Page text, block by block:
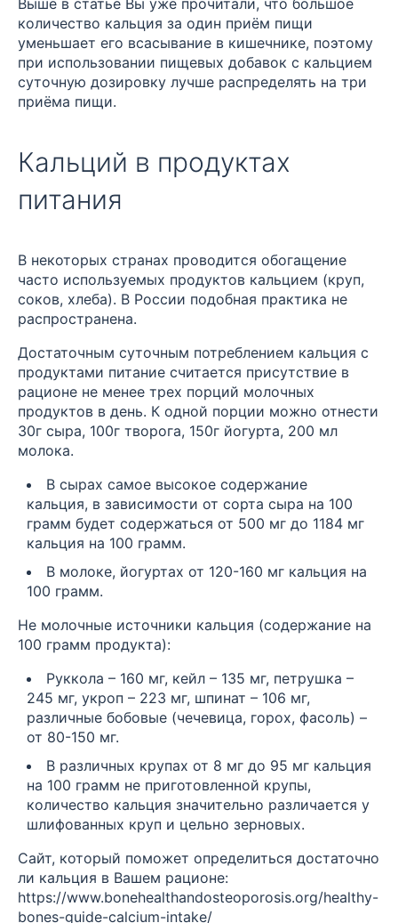
количество кальция за один приём пищи
уменьшает его всасывание в кишечнике, поэтому
при использовании пищевых добавок с кальцием
суточную дозировку лучше распределять на три
приёма пищи.
Кальций в продуктах
питания
В некоторых странах проводится обогащение
часто используемых продуктов кальцием (круп,
соков, хлеба). В России подобная практика не
распространена.
Достаточным суточным потреблением кальция с
продуктами питание считается присутствие в
рационе не менее трех порций молочных
продуктов в день. К одной порции можно отнести
30г сыра, 100г творога, 150г йогурта, 200 мл
молока.
В сырах самое высокое содержание
кальция, в зависимости от сорта сыра на 100
грамм будет содержаться от 500 мг до 1184 мг
кальция на 100 грамм.
В молоке, йогуртах от 120-160 мг кальция на
100 грамм.
Не молочные источники кальция (содержание на
100 грамм продукта):
Руккола – 160 мг, кейл – 135 мг, петрушка –
245 мг, укроп – 223 мг, шпинат – 106 мг,
различные бобовые (чечевица, горох, фасоль) –
от 80-150 мг.
В различных крупах от 8 мг до 95 мг кальция
на 100 грамм не приготовленной крупы,
количество кальция значительно различается у
шлифованных круп и цельно зерновых.
Сайт, который поможет определиться достаточно
ли кальция в Вашем рационе:
https://www.bonehealthandosteoporosis.org/healthy-
bones-guide-calcium-intake/